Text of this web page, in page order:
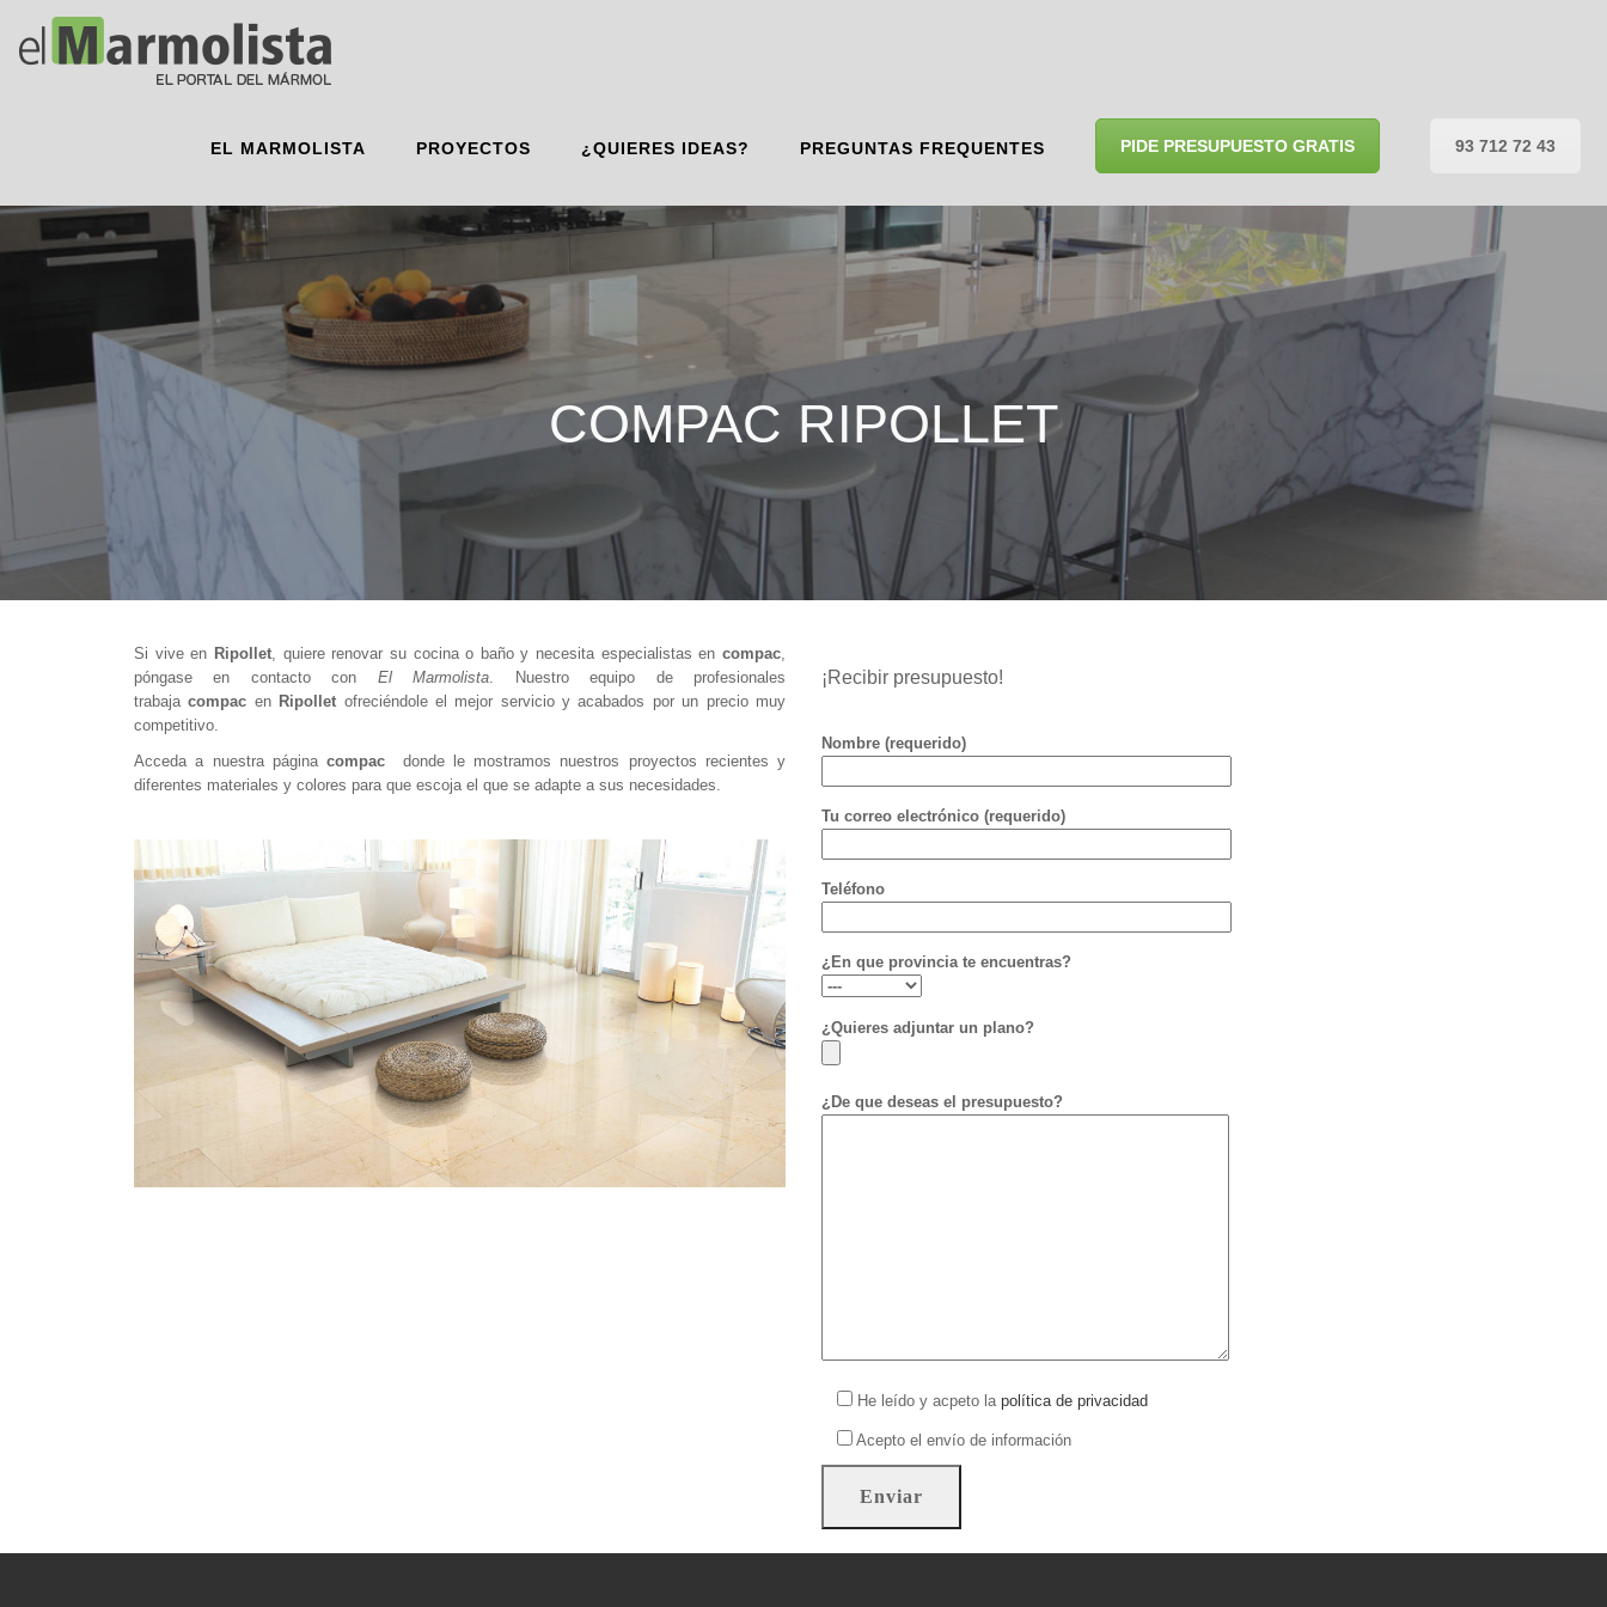
EL MARMOLISTA PROYECTOS ¿QUIERES IDEAS? PREGUNTAS FREQUENTES PIDE PRESUPUESTO GRATIS 93 712 72 43
COMPAC RIPOLLET
Si vive en Ripollet, quiere renovar su cocina o baño y necesita especialistas encompac,
póngase en contacto con El Marmolista. Nuestro equipo de profesionales
trabajacompac en Ripollet ofreciéndole el mejor servicio y acabados por un precio muy
competitivo.
Acceda a nuestra página compac donde le mostramos nuestros proyectos recientes y
diferentes materiales y colores para que escoja el que se adapte a sus necesidades.
¡Recibir presupuesto!
Nombre (requerido)
Tu correo electrónico (requerido)
Teléfono
¿En que provincia te encuentras?
¿Quieres adjuntar un plano?
¿De que deseas el presupuesto?
He leído y acpeto la política de privacidad
Acepto el envío de información